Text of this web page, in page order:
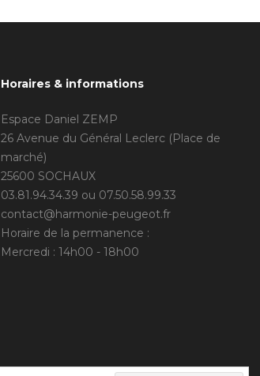
Horaires & informations
Espace Daniel ZEMP
26 Avenue du Général Leclerc (Place de
marché)
25600 SOCHAUX
03.81.94.34.39 ou 07.50.58.99.33
contact@harmonie-peugeot.fr
Horaire de la permanence :
Mercredi : 14h00 - 18h00